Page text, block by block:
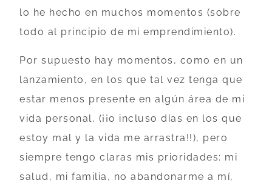
lo he hecho en muchos momentos (sobre
todo al principio de mi emprendimiento).
Por supuesto hay momentos, como en un
lanzamiento, en los que tal vez tenga que
estar menos presente en algún área de mi
vida personal, (¡¡o incluso días en los que
estoy mal y la vida me arrastra!!), pero
siempre tengo claras mis prioridades: mi
salud, mi familia, no abandonarme a mí,